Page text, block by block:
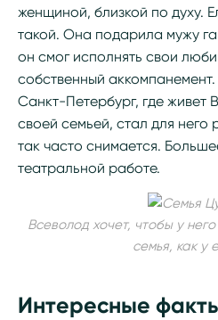
женщиной, близкой по духу.
такой. Она подарила мужу
он смог исполнять свои
собственный аккомпанемент.
Санкт-Петербург, где живет
своей семьей, стал для
так часто снимается.
театральной работе.
Всеволод хочет, чтобы у
семья, как у
Интересные